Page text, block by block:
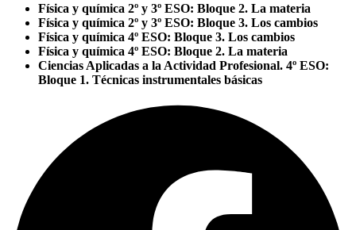
Física y química 2º y 3º ESO: Bloque 2. La materia
Física y química 2º y 3º ESO: Bloque 3. Los cambios
Física y química 4º ESO: Bloque 3. Los cambios
Física y química 4º ESO: Bloque 2. La materia
Ciencias Aplicadas a la Actividad Profesional. 4º ESO:
Bloque 1. Técnicas instrumentales básicas